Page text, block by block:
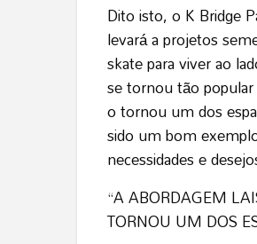
Dito isto, o K Bridge
levará a projetos
skate para viver ao
se tornou tão
o tornou um dos
sido um bom
necessidades e
“A ABORDAGEM
TORNOU UM DOS